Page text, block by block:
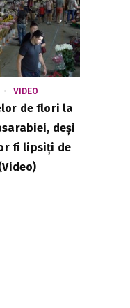
VIDEO
de flori la
deși
fi lipsiți de